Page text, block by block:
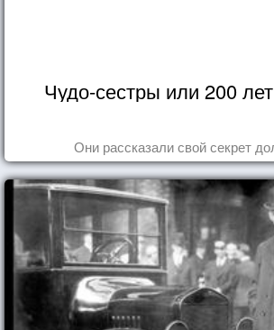
Чудо-сестры или 200
Они рассказали свой секрет